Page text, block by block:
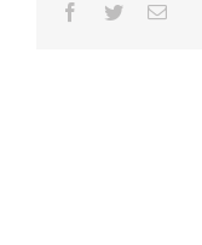
facebooktwitterEmail